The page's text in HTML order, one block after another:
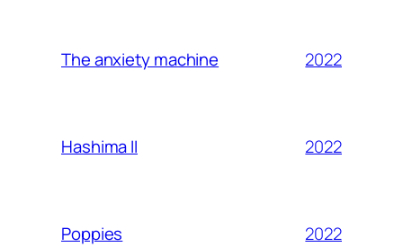
The anxiety machine 2022
Hashima II 2022
Poppies 2022